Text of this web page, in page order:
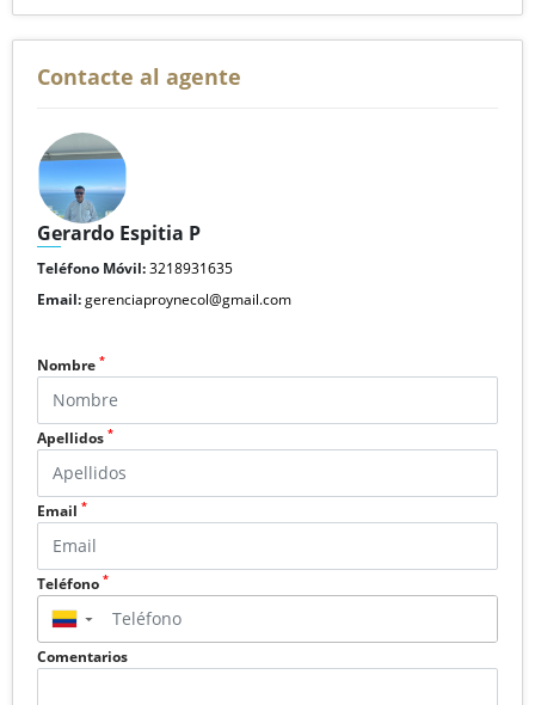
Contacte al agente
Gerardo Espitia P
Teléfono Móvil:3218931635
Email:gerenciaproynecol@gmail.com
Nombre *
Apellidos *
Email *
Teléfono *
▼
Comentarios